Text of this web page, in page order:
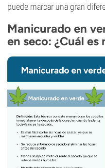
puede marcar una gran
Manicurado en
en seco: ¿Cuál es